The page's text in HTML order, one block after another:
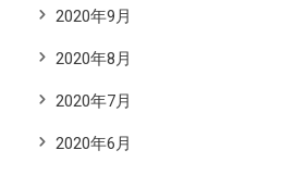
2020年9月
2020年8月
2020年7月
2020年6月